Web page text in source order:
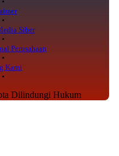
Siber
Perusahaan
Kami
Dilindungi Hukum